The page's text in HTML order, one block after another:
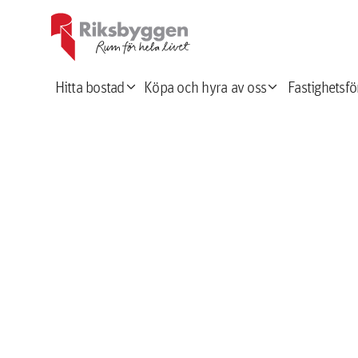
Hitta bostadexpand_more Köpa och hyra av ossexpand_more